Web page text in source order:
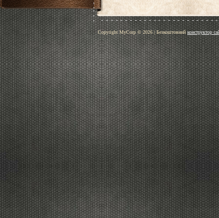
Copyright MyCorp © 2026|Безкоштовний конструктор